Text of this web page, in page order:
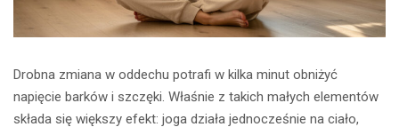
Drobna zmiana w oddechu potrafi w kilka minut obniżyć
napięcie barków i szczęki. Właśnie z takich małych elementów
składa się większy efekt: joga działa jednocześnie na ciało,